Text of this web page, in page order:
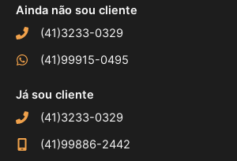
Ainda não sou cliente
(41)3233-0329
(41)99915-0495
Já sou cliente
(41)3233-0329
(41)99886-2442